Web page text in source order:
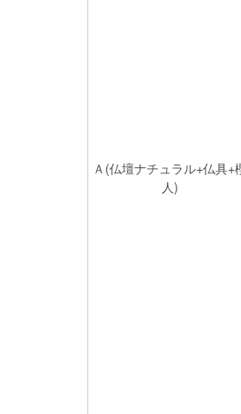
Ａ(仏壇ナチュラル+仏具+
人)